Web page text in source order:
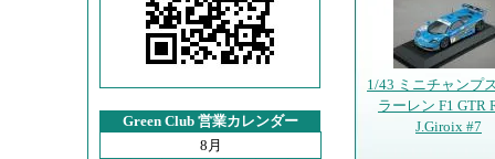
Green Club 営業カレンダー
8月
1/43 ミニチャンプ
ラーレン F1 GTR
J.Giroix #7